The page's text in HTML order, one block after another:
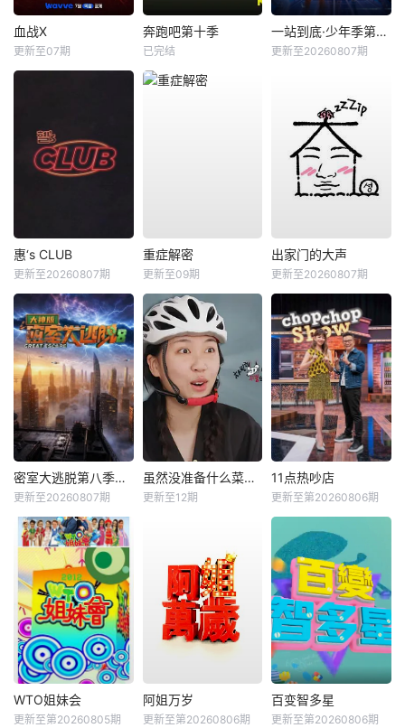
血战X
更新至07期
奔跑吧第十季
已完结
一站到底·少年季第2季
更新至20260807期
惠‘s CLUB
更新至20260807期
重症解密
更新至09期
出家门的大声
更新至20260807期
密室大逃脱第八季大神版
更新至20260807期
虽然没准备什么菜第四季
更新至12期
11点热吵店
更新至第20260806期
WTO姐妹会
更新至第20260805期
阿姐万岁
更新至第20260806期
百变智多星
更新至第20260806期